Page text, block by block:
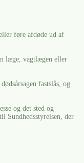
føre afdøde ud af
læge, vagtlægen eller
fastslås, og
og det sted og
Sundhedsstyrelsen, der